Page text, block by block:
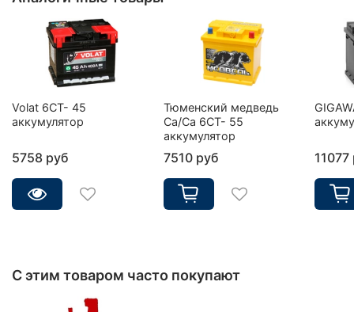
Volat 6CT- 45
аккумулятор
5758 руб
Тюменский медведь
Ca/Ca 6CT- 55
аккумулятор
7510 руб 11077
С этим товаром часто покупают